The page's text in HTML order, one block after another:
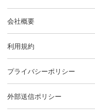
会社概要
利用規約
プライバシーポリシー
外部送信ポリシー